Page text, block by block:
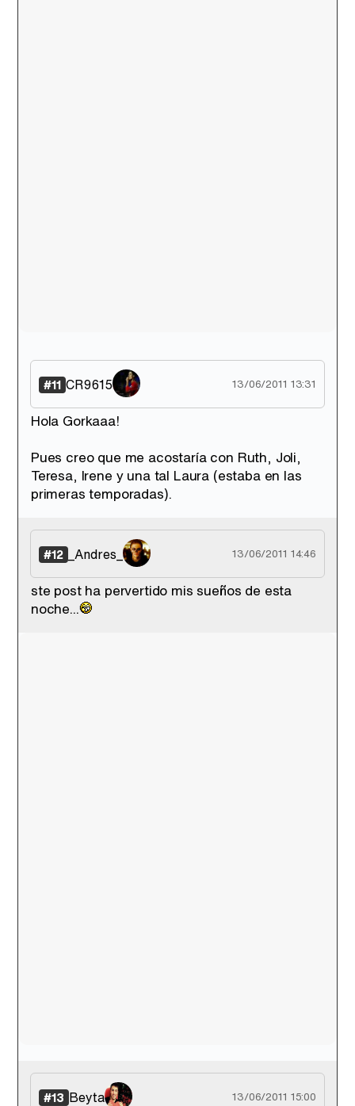
#11 CR9615 13/06/2011 13:31
Hola Gorkaaa!
Pues creo que me acostaría con Ruth, Joli,
Teresa, Irene y una tal Laura (estaba en las
primeras temporadas).
#12 _Andres_ 13/06/2011 14:46
ste post ha pervertido mis sueños de esta
noche...
#13 Beyta 13/06/2011 15:00